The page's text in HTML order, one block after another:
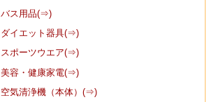
バス用品(⇒)
ダイエット器具(⇒)
スポーツウエア(⇒)
美容・健康家電(⇒)
空気清浄機（本体）(⇒)